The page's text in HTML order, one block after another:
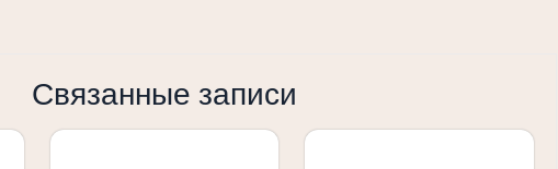
Связанные записи